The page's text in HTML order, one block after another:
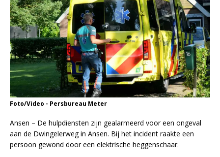
Foto/Video - Persbureau Meter
Ansen – De hulpdiensten zijn gealarmeerd voor een ongeval
aan de Dwingelerweg in Ansen. Bij het incident raakte een
persoon gewond door een elektrische heggenschaar.